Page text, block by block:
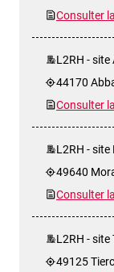
Consulter
L2RH -
44170
Consulter
L2RH - site
49640
Consulter
L2RH - site
49125